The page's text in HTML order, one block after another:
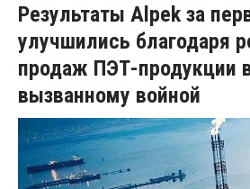
Результаты Alpek за
улучшились благодаря
продаж ПЭТ-продукции
вызванному войной